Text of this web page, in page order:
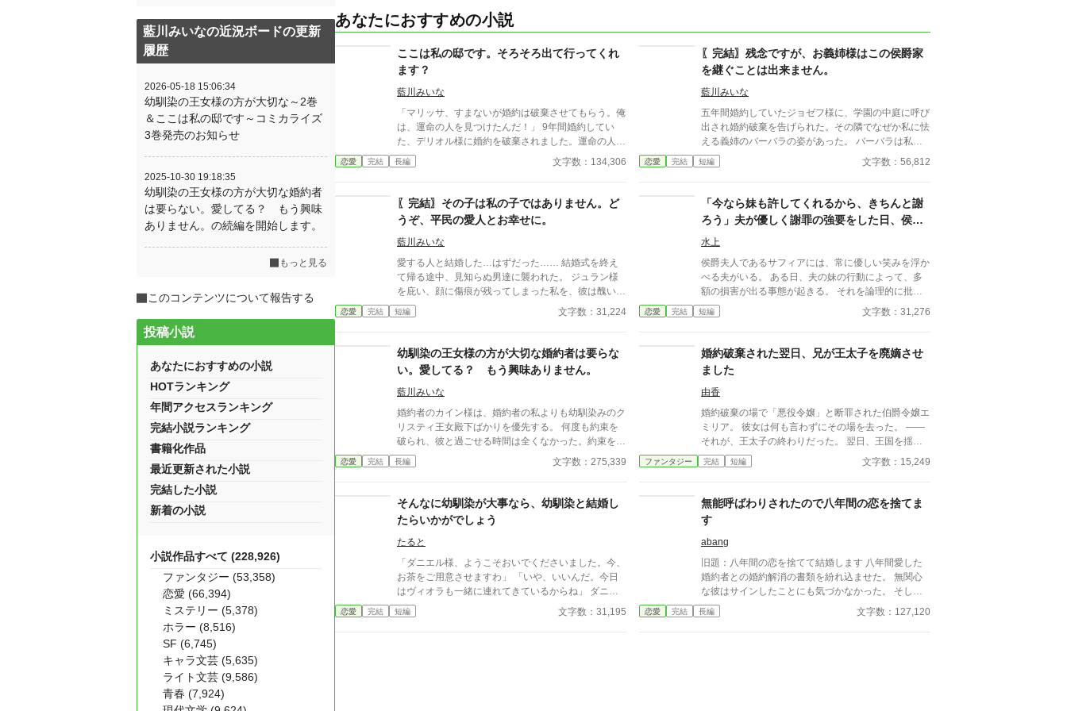
あなたにおすすめの小説
ここは私の邸です。そろそろ出て行ってくれ
ます？
藍川みいな
「マリッサ、すまないが婚約は破棄させてもらう。俺
は、運命の人を見つけたんだ！」 9年間婚約してい
た、デリオル様に婚約を破棄されました。運命の人と
は、私の義妹のロクサーヌのようです。 そもそもデ
リオル様に好意を持っていないので、婚約破棄はかま
ただきますし、借金の全額返済もしていただきます。
それに、あなたが選んだロクサーヌは、令嬢ではあり
ません。 幼い頃に両親を亡くした私は、8歳で侯爵に
なった。この国では、爵位を継いだ者には18歳まで
後見人が必要で、ロクサーヌの父で私の叔父ドナルド
が後見人として侯爵代理になった。 叔父は私を冷遇
し、自分が侯爵のように振る舞って来ましたが、もう
すぐ私は18歳。全てを返していただきます！ 設定ゆ
るゆるの、架空の世界のお話です。
恋愛 完結 長編 文字数：134,306
〖完結〗残念ですが、お義姉様はこの侯爵家
を継ぐことは出来ません。
藍川みいな
五年間婚約していたジョゼフ様に、学園の中庭に呼び
出され婚約破棄を告げられた。その隣でなぜか私に怯
える義姉のバーバラの姿があった。 バーバラは私に
いじめられたと嘘をつき、婚約者を奪った。 五年も
婚約していたのに、私ではなく、バーバラの嘘を信じ
思っていた人にまで裏切られた。 バーバラの目的
は、ワイヤット侯爵家を継ぐことのようだ。 だが、
彼女には絶対に継ぐことは出来ない。 設定ゆるゆる
の、架空の世界のお話です。 感想の返信が出来ず、
申し訳ありません。
恋愛 完結 短編 文字数：56,812
〖完結〗その子は私の子ではありません。ど
うぞ、平民の愛人とお幸せに。
藍川みいな
愛する人と結婚した…はずだった…… 結婚式を終え
て帰る途中、見知らぬ男達に襲われた。 ジュラン様
を庇い、顔に傷痕が残ってしまった私を、彼は醜いと
言い放った。それだけではなく、彼の子を身篭った愛
人を連れて来て、彼女が産む子を私達の子として育て
は、復讐する決意をする。決してあなたの思い通りに
なんてさせない。 ＊設定ゆるゆるの、架空の世界の
お話です。 ＊全16話で完結になります。 ＊番外編、
追加しました。
恋愛 完結 短編 文字数：31,224
「今なら妹も許してくれるから、きちんと謝
ろう」夫が優しく謝罪の強要をした日、侯爵
夫人をやめて家を出ました～デラミネーショ
水上
侯爵夫人であるサフィアには、常に優しい笑みを浮か
べる夫がいる。 ある日、夫の妹の行動によって、多
額の損害が出る事態が起きる。 それを論理的に批判
するサフィアだったが、夫は妹を庇い、さらに……。
「今なら妹も許してくれるから、きちんと謝ろう」
サフィアに謝罪の強要をした。 その瞬間、彼女はす
べてを悟った。 「あなたのその優しさや気遣いは、
私にとっては劇薬でしかありません」 その日、サフ
ィアは侯爵夫人をやめて家を出た。 さらにその後、
あることがきっかけで、夫の笑顔の仮面が剥がれ落ち
始め……。
恋愛 完結 短編 文字数：31,276
幼馴染の王女様の方が大切な婚約者は要らな
い。愛してる？ もう興味ありません。
藍川みいな
婚約者のカイン様は、婚約者の私よりも幼馴染みのク
リスティ王女殿下ばかりを優先する。 何度も約束を
破られ、彼と過ごせる時間は全くなかった。約束を破
る理由はいつだって、「クリスティが……」だ。 同
じ学園に通っているのに、私はまるで他人のよう。毎
ことさえ彼は気付かない。 もうやめる。 カイン様と
の婚約は解消する。 でもなぜか、別れを告げたのに
彼が付きまとってくる。 愛してる？ 私はもう、あな
たに興味はありません！ 一度完結したのですが、続
編を書くことにしました。読んでいただけると嬉しい
です。 いつもありがとうございます。 設定ゆるゆる
の、架空の世界のお話です。 沢山の感想ありがとう
ございます。返信出来ず、申し訳ありません。
恋愛 完結 長編 文字数：275,339
婚約破棄された翌日、兄が王太子を廃嫡させ
ました
由香
婚約破棄の場で「悪役令嬢」と断罪された伯爵令嬢エ
ミリア。 彼女は何も言わずにその場を去った。 ――
それが、王太子の終わりだった。 翌日、王国を揺る
がす不正が次々と暴かれる。 裏で糸を引いていたの
は、エミリアの兄。 王国最強の権力者であり、妹至
払ってもらう」 ざまぁは、静かに、そして確実に進
んでいく。
ファンタジー 完結 短編 文字数：15,249
そんなに幼馴染が大事なら、幼馴染と結婚し
たらいかがでしょう
たると
「ダニエル様、ようこそおいでくださいました。今、
お茶をご用意させますわ」 「いや、いいんだ。今日
はヴィオラも一緒に連れてきているからね」 ダニエ
ルが半歩身を引くと、その背後から、同じく十四歳の
少女がひょっこりと顔を出した。 亜麻色の髪を可憐
恋愛 完結 短編 文字数：31,195
無能呼ばわりされたので八年間の恋を捨てま
す
abang
旧題：八年間の恋を捨てて結婚します 八年間愛した
婚約者との婚約解消の書類を紛れ込ませた。 無関心
な彼はサインしたことにも気づかなかった。 そし
て、アルベルトはずっと婚約者だった筈のルージュの
婚約パーティーの記事で気付く。 彼女がアルベルト
恋愛 完結 長編 文字数：127,120
藍川みいなの近況ボードの更新
履歴
2026-05-18 15:06:34
幼馴染の王女様の方が大切な～2巻
＆ここは私の邸です～コミカライズ
3巻発売のお知らせ
2025-10-30 19:18:35
幼馴染の王女様の方が大切な婚約者
は要らない。愛してる？ もう興味
ありません。の続編を開始します。
もっと見る
このコンテンツについて報告する
投稿小説
あなたにおすすめの小説
HOTランキング
年間アクセスランキング
完結小説ランキング
書籍化作品
最近更新された小説
完結した小説
新着の小説
小説作品すべて (228,926)
ファンタジー (53,358)
恋愛 (66,394)
ミステリー (5,378)
ホラー (8,516)
SF (6,745)
キャラ文芸 (5,635)
ライト文芸 (9,586)
青春 (7,924)